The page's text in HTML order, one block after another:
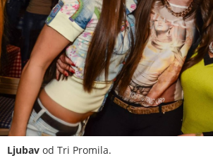
Ljubav od Tri Promila.